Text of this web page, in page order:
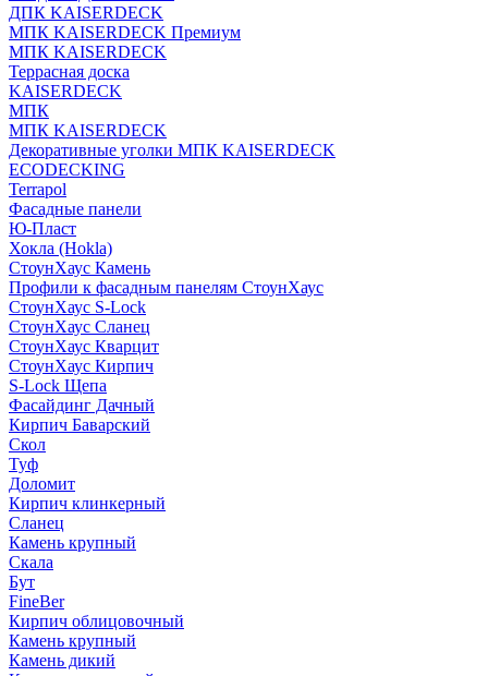
ДПК KAISERDECK
МПК KAISERDECK Премиум
МПК KAISERDECK
Террасная доска
KAISERDECK
МПК
МПК KAISERDECK
Декоративные уголки МПК KAISERDECK
ECODECKING
Terrapol
Фасадные панели
Ю-Пласт
Хокла (Hokla)
СтоунХаус Камень
Профили к фасадным панелям СтоунХаус
СтоунХаус S-Lock
СтоунХаус Сланец
СтоунХаус Кварцит
СтоунХаус Кирпич
S-Lock Щепа
Фасайдинг Дачный
Кирпич Баварский
Скол
Туф
Доломит
Кирпич клинкерный
Сланец
Камень крупный
Скала
Бут
FineBer
Кирпич облицовочный
Камень крупный
Камень дикий